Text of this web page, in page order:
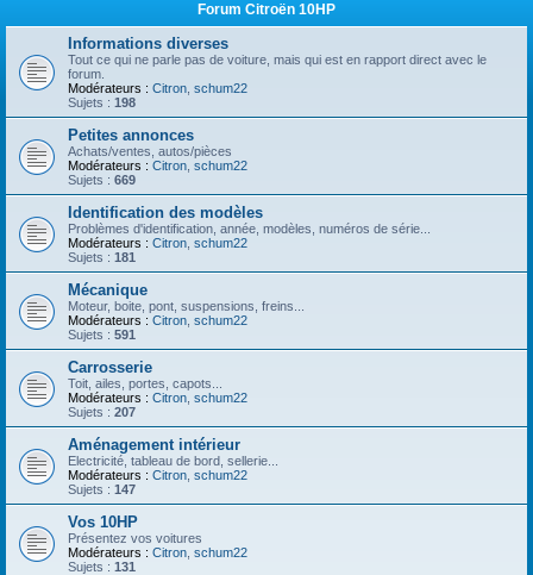
Forum Citroën 10HP
Informations diverses
Tout ce qui ne parle pas de voiture, mais qui est en rapport direct avec le
forum.
Modérateurs : Citron schum22
Sujets : 198
Petites annonces
Achats/ventes, autos/pièces
Modérateurs : Citron schum22
Sujets : 669
Identification des modèles
Problèmes d'identification, année, modèles, numéros de série...
Modérateurs : Citron schum22
Sujets : 181
Mécanique
Moteur, boite, pont, suspensions, freins...
Modérateurs : Citron schum22
Sujets : 591
Carrosserie
Toit, ailes, portes, capots...
Modérateurs : Citron schum22
Sujets : 207
Aménagement intérieur
Electricité, tableau de bord, sellerie...
Modérateurs : Citron schum22
Sujets : 147
Vos 10HP
Présentez vos voitures
Modérateurs : Citron schum22
Sujets : 131